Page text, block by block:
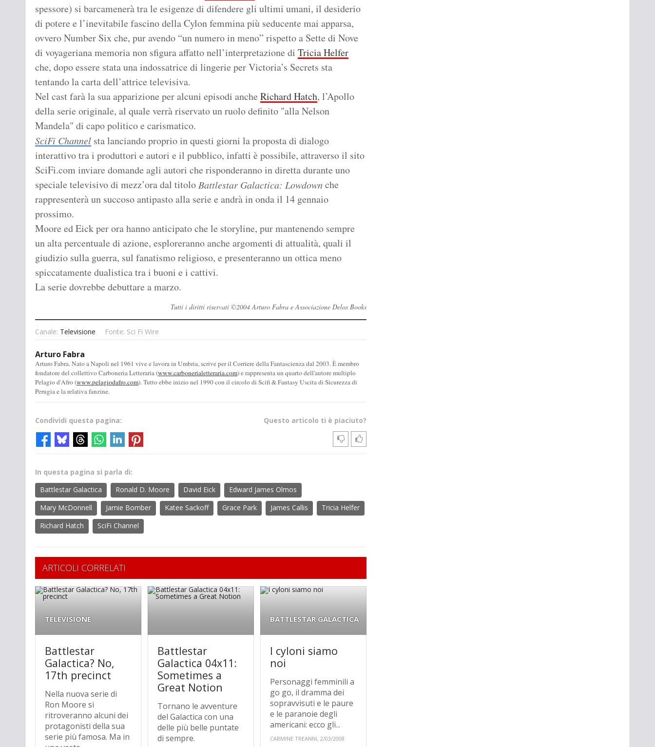
spessore) si barcamenerà tra le esigenze di difendere gli ultimi umani, il desiderio
di potere e l’inevitabile fascino della Cylon femmina più seducente mai apparsa,
ovvero Number Six che, pur avendo “un numero in meno” rispetto a Sette di Nove
di voyageriana memoria non sfigura affatto nell’interpretazione di Tricia Helfer
che, dopo essere stata una indossatrice di lingerie per Victoria’s Secrets sta
tentando la carta dell’attrice televisiva.
Nel cast farà la sua apparizione per alcuni episodi anche Richard Hatch, l’Apollo
della serie originale, al quale verrà riservato un ruolo definito "alla Nelson
Mandela" di capo politico e carismatico.
SciFi Channel sta lanciando proprio in questi giorni la proposta di dialogo
interattivo tra i produttori e autori e il pubblico, infatti è possibile, attraverso il sito
SciFi.com inviare domande agli autori che risponderanno in diretta durante uno
speciale televisivo di mezz’ora dal titoloBattlestar Galactica: Lowdownche
rappresenterà un succoso antipasto alla serie e andrà in onda il 14 gennaio
prossimo.
Moore ed Eick per ora hanno anticipato che le storyline, pur mantenendo sempre
un alta percentuale di azione, esploreranno anche argomenti di attualità, quali il
giudizio sulla guerra, sul fanatismo religioso, e presenteranno un ottica meno
spiccatamente dualistica tra i buoni e i cattivi.
La serie dovrebbe debuttare a marzo.
Tutti i diritti riservati ©2004 Arturo Fabra e Associazione Delos Books
Canale: Televisione Fonte: Sci Fi Wire
Arturo Fabra
Arturo Fabra. Nato a Napoli nel 1961 vive e lavora in Umbria, scrive per il Corriere della Fantascienza dal 2003. È membro
fondatore del collettivo Carboneria Letteraria (www.carbonerialetteraria.com) e rappresenta un quarto dell'autore multiplo
Pelagio d'Afro (www.pelagiodafro.com). Tutto ebbe inizio nel 1990 con il circolo di Scifi & Fantasy Uscita di Sicurezza di
Perugia e la relativa fanzine.
Questo articolo ti è piaciuto?
Condividi questa pagina:
In questa pagina si parla di:
Battlestar Galactica
Ronald D. Moore David Eick
Edward James Olmos
Mary McDonnell
Jamie Bomber Katee Sackoff Grace Park James Callis
Tricia Helfer
Richard Hatch
SciFi Channel
ARTICOLI CORRELATI
TELEVISIONE
Battlestar
Galactica? No,
17th precinct
Nella nuova serie di
Ron Moore si
ritroveranno alcuni dei
protagonisti della sua
serie più famosa. Ma in
Battlestar
Galactica 04x11:
Sometimes a
Great Notion
Tornano le avventure
del Galactica con una
delle più belle puntate
di sempre.
BATTLESTAR GALACTICA
I cyloni siamo
noi
Personaggi femminili a
go go, il dramma dei
sopravvisuti e le paure
e le paranoie degli
americani: ecco gli...
CARMINE TREANNI, 2/03/2008